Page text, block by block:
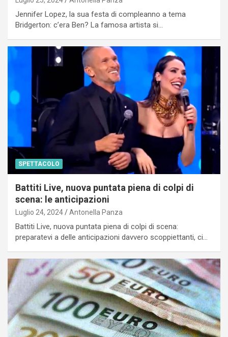
Jennifer Lopez, la sua festa di compleanno a tema
Bridgerton: c’era Ben? La famosa artista si…
SPETTACOLO
Battiti Live, nuova puntata piena di colpi di
scena: le anticipazioni
Luglio 24, 2024 Antonella Panza
Battiti Live, nuova puntata piena di colpi di scena:
preparatevi a delle anticipazioni davvero scoppiettanti, ci…